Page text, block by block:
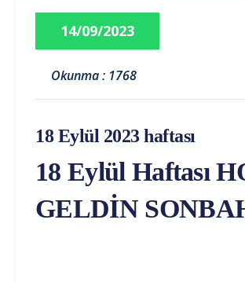
14/09/2023
Okunma : 1768
18 Eylül 2023 haftası
18 Eylül Haftası
GELDİN